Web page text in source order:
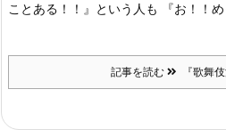
ことある！！』という人も 『お！！
記事を読む 『歌舞